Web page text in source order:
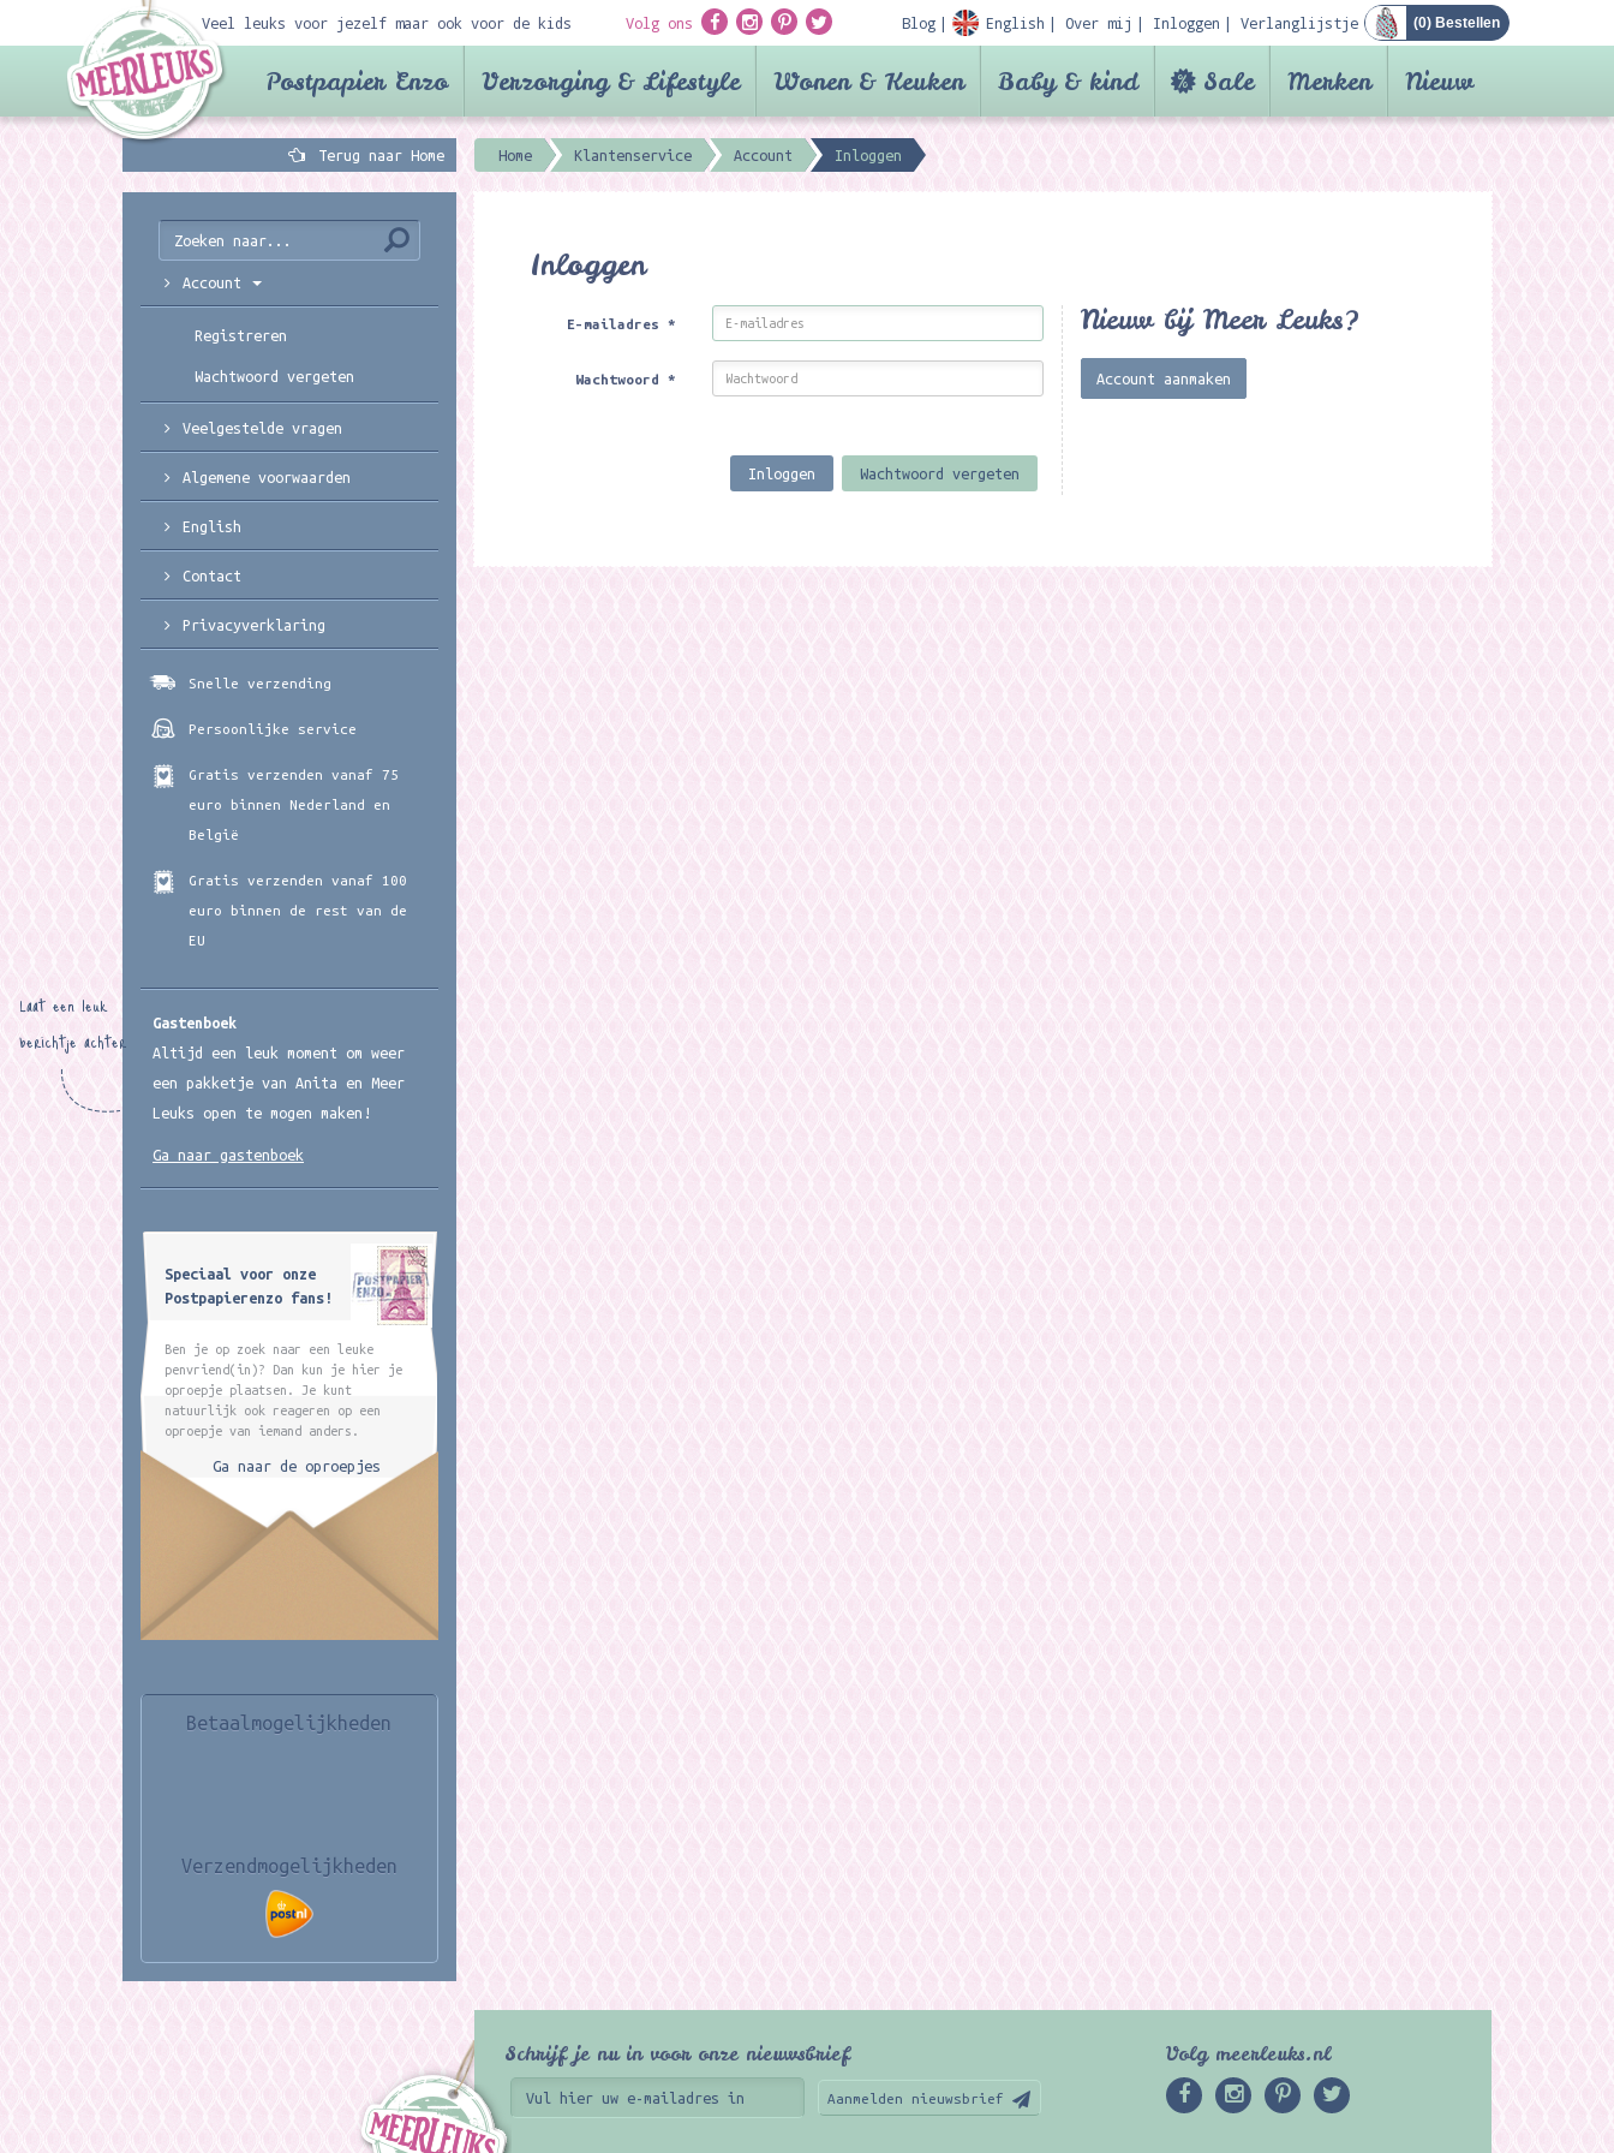
Veel leuks voor jezelf maar ook voor de kids Volg ons Blog English Over mij Inloggen Verlanglijstje (0) Bestellen
Postpapier Enzo Verzorging & Lifestyle Wonen & Keuken Baby & kind Sale Merken Nieuw
Terug naar Home Home Klantenservice Account Inloggen
Inloggen
E-mailadres*
Wachtwoord*
Inloggen Wachtwoord vergeten
Nieuw bij Meer Leuks?
Account aanmaken
Account
Registreren
Wachtwoord vergeten
Veelgestelde vragen
Algemene voorwaarden
English
Contact
Privacyverklaring
Snelle verzending
Persoonlijke service
Gratis verzenden vanaf 75
euro binnen Nederland en
België
Gratis verzenden vanaf 100
euro binnen de rest van de
EU
Gastenboek
Altijd een leuk moment om weer
een pakketje van Anita en Meer
Leuks open te mogen maken!
Laat een leuk
berichtje achter
Ga naar gastenboek
Speciaal voor onze
Postpapierenzo fans!
Ben je op zoek naar een leuke
penvriend(in)? Dan kun je hier je
oproepje plaatsen. Je kunt
natuurlijk ook reageren op een
oproepje van iemand anders.
Ga naar de oproepjes
Betaalmogelijkheden
Verzendmogelijkheden
Schrijf je nu in voor onze nieuwsbrief
Aanmelden nieuwsbrief
Volg meerleuks.nl